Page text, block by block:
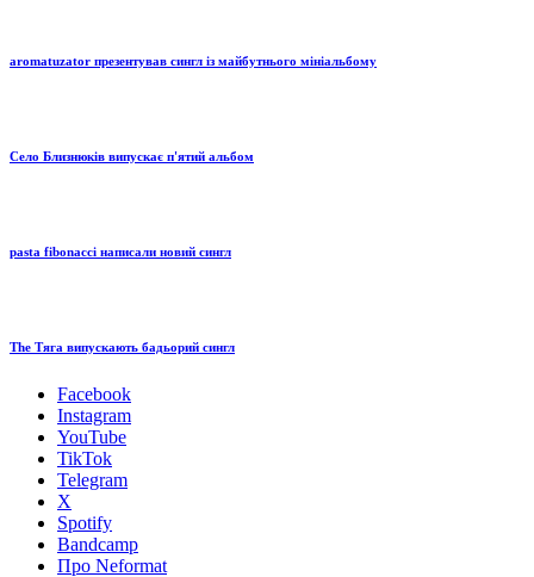
aromatuzator презентував сингл із майбутнього мініальбому
Село Близнюків випускає п'ятий альбом
pasta fibonacci написали новий сингл
The Тяга випускають бадьорий сингл
Facebook
Instagram
YouTube
TikTok
Telegram
X
Spotify
Bandcamp
Про Neformat